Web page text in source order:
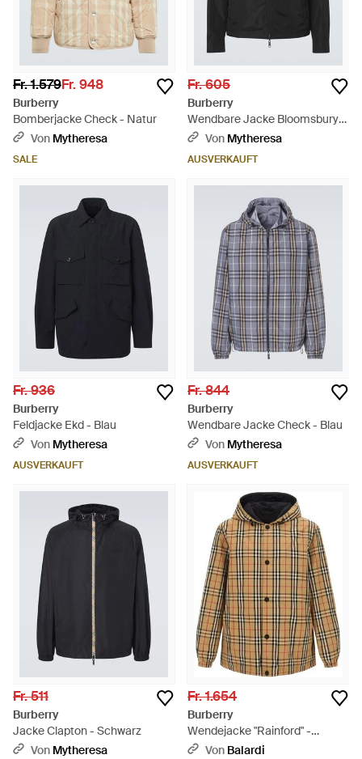
Fr. 1.579Fr. 948
Burberry
Bomberjacke Check - Natur
Von Mytheresa
SALE
Fr. 605
Burberry
Wendbare Jacke Bloomsbury
Check - Schwarz
Von Mytheresa
AUSVERKAUFT
Fr. 936
Burberry
Feldjacke Ekd - Blau
Von Mytheresa
AUSVERKAUFT
Fr. 844
Burberry
Wendbare Jacke Check - Blau
Von Mytheresa
AUSVERKAUFT
Fr. 511
Burberry
Jacke Clapton - Schwarz
Von Mytheresa
Fr. 1.654
Burberry
Wendejacke "Rainford" -
Mehrfarbig
Von Balardi